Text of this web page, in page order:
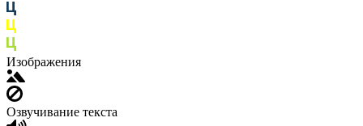
Изображения
Озвучивание текста